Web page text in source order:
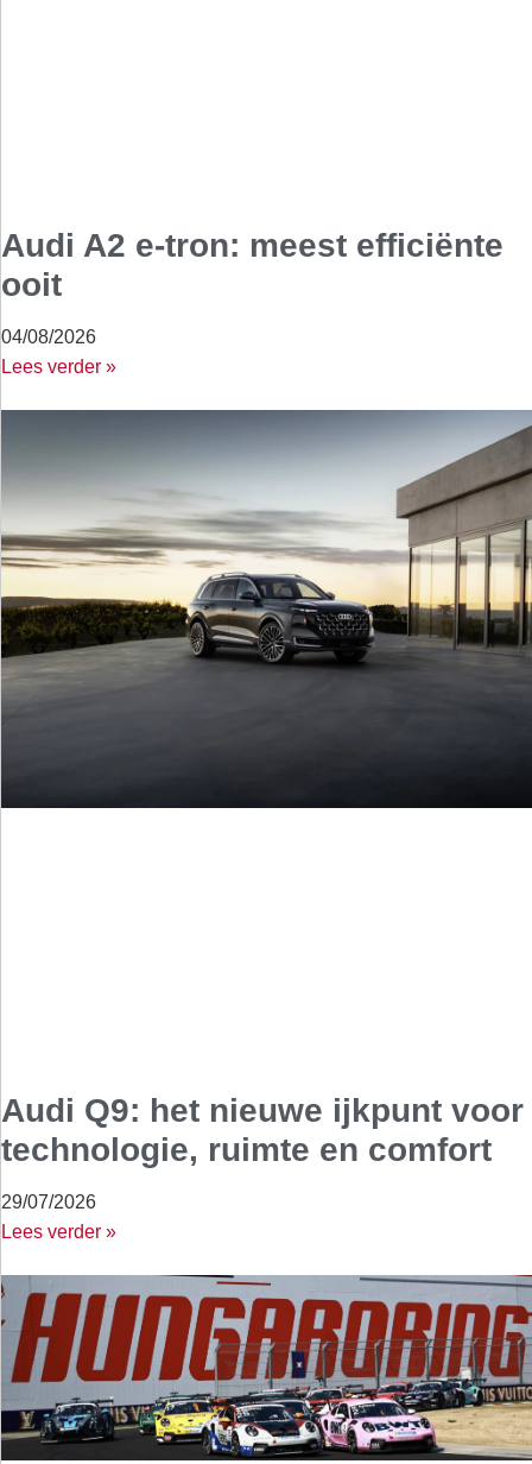
Audi A2 e-tron: meest efficiënte
ooit
04/08/2026
Lees verder »
Audi Q9: het nieuwe ijkpunt voor
technologie, ruimte en comfort
29/07/2026
Lees verder »